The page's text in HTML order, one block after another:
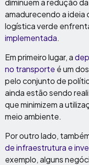
diminuem a redução
amadurecendo a ideia
logística verde
implementada.
Em primeiro lugar, a
no transporte é um
pelo conjunto de
ainda estão sendo
que minimizem a
meio ambiente.
Por outro lado,
de infraestrutura e
exemplo, alguns